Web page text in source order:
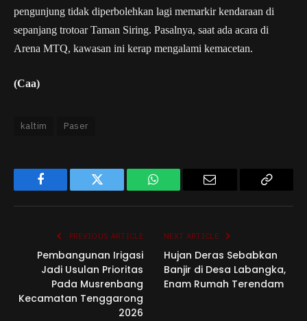
pengunjung tidak diperbolehkan lagi memarkir kendaraan di
sepanjang trotoar Taman Siring. Pasalnya, saat ada acara di
Arena MTQ, kawasan ini kerap mengalami kemacetan.
(Caa)
kaltim Paser
Facebook Twitter WhatsApp
PREVIOUS ARTICLE
Pembangunan Irigasi
Jadi Usulan Prioritas
Pada Musrenbang
Kecamatan Tenggarong
2026
NEXT ARTICLE
Hujan Deras Sebabkan
Banjir di Desa Labangka,
Enam Rumah Terendam